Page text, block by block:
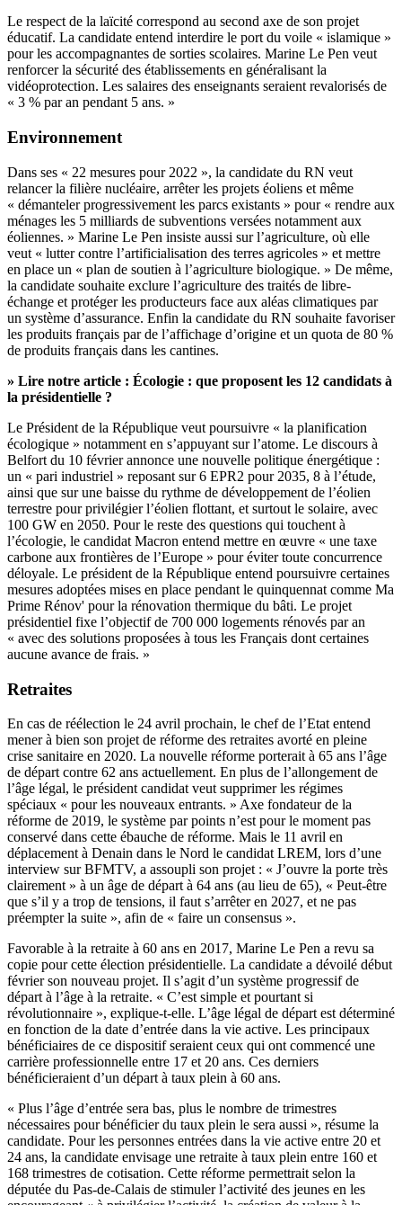
Le respect de la laïcité correspond au second axe de son projet
éducatif. La candidate entend interdire le port du voile « islamique »
pour les accompagnantes de sorties scolaires. Marine Le Pen veut
renforcer la sécurité des établissements en généralisant la
vidéoprotection. Les salaires des enseignants seraient revalorisés de
« 3 % par an pendant 5 ans. »
Environnement
Dans ses « 22 mesures pour 2022 », la candidate du RN veut
relancer la filière nucléaire, arrêter les projets éoliens et même
« démanteler progressivement les parcs existants » pour « rendre aux
ménages les 5 milliards de subventions versées notamment aux
éoliennes. » Marine Le Pen insiste aussi sur l’agriculture, où elle
veut « lutter contre l’artificialisation des terres agricoles » et mettre
en place un « plan de soutien à l’agriculture biologique. » De même,
la candidate souhaite exclure l’agriculture des traités de libre-
échange et protéger les producteurs face aux aléas climatiques par
un système d’assurance. Enfin la candidate du RN souhaite favoriser
les produits français par de l’affichage d’origine et un quota de 80 %
de produits français dans les cantines.
» Lire notre article : Écologie : que proposent les 12 candidats à
la présidentielle ?
Le Président de la République veut poursuivre « la planification
écologique » notamment en s’appuyant sur l’atome. Le discours à
Belfort du 10 février annonce une nouvelle politique énergétique :
un « pari industriel » reposant sur 6 EPR2 pour 2035, 8 à l’étude,
ainsi que sur une baisse du rythme de développement de l’éolien
terrestre pour privilégier l’éolien flottant, et surtout le solaire, avec
100 GW en 2050. Pour le reste des questions qui touchent à
l’écologie, le candidat Macron entend mettre en œuvre « une taxe
carbone aux frontières de l’Europe » pour éviter toute concurrence
déloyale. Le président de la République entend poursuivre certaines
mesures adoptées mises en place pendant le quinquennat comme Ma
Prime Rénov' pour la rénovation thermique du bâti. Le projet
présidentiel fixe l’objectif de 700 000 logements rénovés par an
« avec des solutions proposées à tous les Français dont certaines
aucune avance de frais. »
Retraites
En cas de réélection le 24 avril prochain, le chef de l’Etat entend
mener à bien son projet de réforme des retraites avorté en pleine
crise sanitaire en 2020. La nouvelle réforme porterait à 65 ans l’âge
de départ contre 62 ans actuellement. En plus de l’allongement de
l’âge légal, le président candidat veut supprimer les régimes
spéciaux « pour les nouveaux entrants. » Axe fondateur de la
réforme de 2019, le système par points n’est pour le moment pas
conservé dans cette ébauche de réforme. Mais le 11 avril en
déplacement à Denain dans le Nord le candidat LREM, lors d’une
interview sur BFMTV, a assoupli son projet : « J’ouvre la porte très
clairement » à un âge de départ à 64 ans (au lieu de 65), « Peut-être
que s’il y a trop de tensions, il faut s’arrêter en 2027, et ne pas
préempter la suite », afin de « faire un consensus ».
Favorable à la retraite à 60 ans en 2017, Marine Le Pen a revu sa
copie pour cette élection présidentielle. La candidate a dévoilé début
février son nouveau projet. Il s’agit d’un système progressif de
départ à l’âge à la retraite. « C’est simple et pourtant si
révolutionnaire », explique-t-elle. L’âge légal de départ est déterminé
en fonction de la date d’entrée dans la vie active. Les principaux
bénéficiaires de ce dispositif seraient ceux qui ont commencé une
carrière professionnelle entre 17 et 20 ans. Ces derniers
bénéficieraient d’un départ à taux plein à 60 ans.
« Plus l’âge d’entrée sera bas, plus le nombre de trimestres
nécessaires pour bénéficier du taux plein le sera aussi », résume la
candidate. Pour les personnes entrées dans la vie active entre 20 et
24 ans, la candidate envisage une retraite à taux plein entre 160 et
168 trimestres de cotisation. Cette réforme permettrait selon la
députée du Pas-de-Calais de stimuler l’activité des jeunes en les